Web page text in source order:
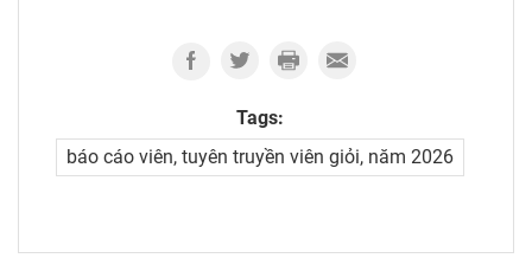
Tags:
báo cáo viên, tuyên truyền viên giỏi, năm 2026